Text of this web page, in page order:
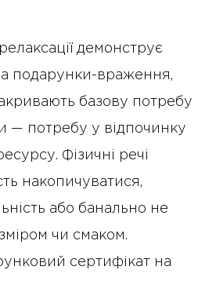
демонструє
подарунки-враження,
базову потребу
— потребу у відпочинку
Фізичні речі
накопичуватися,
або банально не
чи смаком.
сертифікат на